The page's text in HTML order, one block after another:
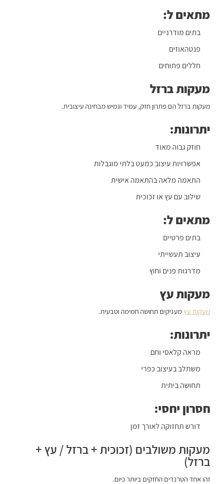
מתאים ל:
בתים מודרניים
פנטהאוזים
חללים פתוחים
מעקות ברזל
מעקות ברזל הם פתרון חזק, עמיד וגמיש מבחינה עיצובית.
יתרונות:
חוזק גבוה מאוד
אפשרויות עיצוב כמעט בלתי מוגבלות
התאמה מלאה בהתאמה אישית
שילוב עם עץ או זכוכית
מתאים ל:
בתים פרטיים
עיצוב תעשייתי
מדרגות פנים וחוץ
מעקות עץ
מעקות עץ מעניקים תחושה חמימה וטבעית.
יתרונות:
מראה קלאסי וחם
משתלב בעיצוב כפרי
תחושה ביתית
חסרון יחסי:
דורש תחזוקה לאורך זמן
מעקות משולבים (זכוכית + ברזל / עץ +
ברזל)
זהו אחד הטרנדים החזקים ביותר כיום.